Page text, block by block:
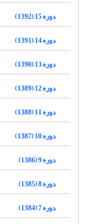
دوره 15 (1392)
دوره 14 (1391)
دوره 13 (1390)
دوره 12 (1389)
دوره 11 (1388)
دوره 10 (1387)
دوره 9 (1386)
دوره 8 (1385)
دوره 7 (1384)